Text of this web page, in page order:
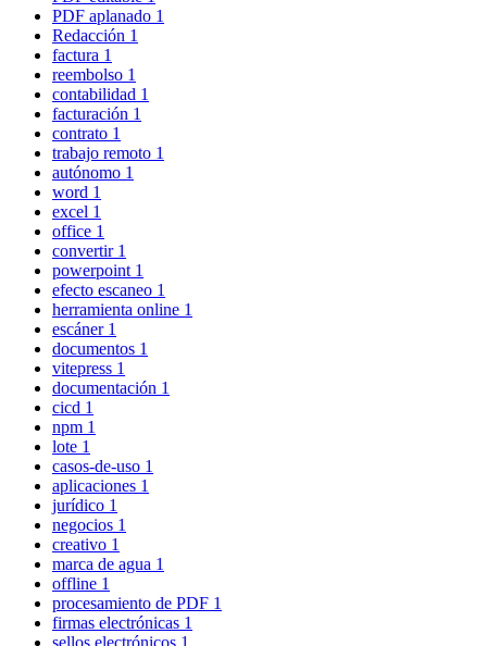
PDF aplanado 1
Redacción 1
factura 1
reembolso 1
contabilidad 1
facturación 1
contrato 1
trabajo remoto 1
autónomo 1
word 1
excel 1
office 1
convertir 1
powerpoint 1
efecto escaneo 1
herramienta online 1
escáner 1
documentos 1
vitepress 1
documentación 1
cicd 1
npm 1
lote 1
casos-de-uso 1
aplicaciones 1
jurídico 1
negocios 1
creativo 1
marca de agua 1
offline 1
procesamiento de PDF 1
firmas electrónicas 1
sellos electrónicos 1